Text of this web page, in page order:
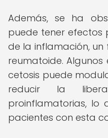
Además, se ha
puede tener efectos
de la inflamación,
reumatoide. Algunos
cetosis puede
reducir la
proinflamatorias, lo
pacientes con esta